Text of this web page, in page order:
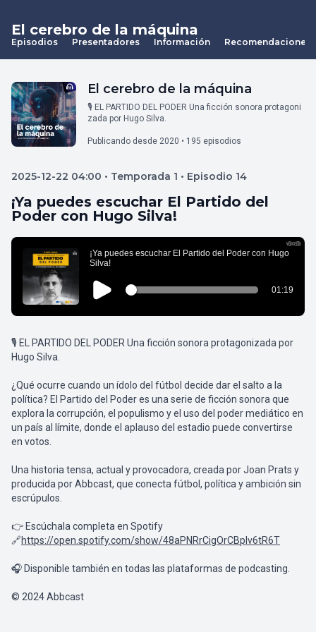
El cerebro de la máquina
Episodios Presentadores Información Recomendaciones
El cerebro de la máquina
🎙️ EL PARTIDO DEL PODER Una ficción sonora protagoni
zada por Hugo Silva.
Publicando desde 2020 • 195 episodios
2025-12-22 04:00 • Temporada 1 • Episodio 14
¡Ya puedes escuchar El Partido del
Poder con Hugo Silva!
🎙️ EL PARTIDO DEL PODER Una ficción sonora protagonizada por
Hugo Silva.
¿Qué ocurre cuando un ídolo del fútbol decide dar el salto a la
política? El Partido del Poder es una serie de ficción sonora que
explora la corrupción, el populismo y el uso del poder mediático en
un país al límite, donde el aplauso del estadio puede convertirse
en votos.
Una historia tensa, actual y provocadora, creada por Joan Prats y
producida por Abbcast, que conecta fútbol, política y ambición sin
escrúpulos.
👉 Escúchala completa en Spotify
🔗https://open.spotify.com/show/48aPNRrCigOrCBplv6tR6T
🎧 Disponible también en todas las plataformas de podcasting.
© 2024 Abbcast